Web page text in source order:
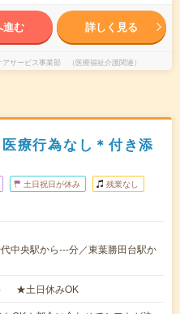
進む 詳しく見る
サービス事業部 （医療福祉介護関連）
療行為なし＊付き添
土日祝日が休み 残業なし
中央駅から---分／東葉勝田台駅か
★土日休みOK